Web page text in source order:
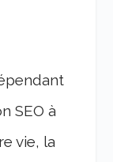
SEO à
vie, la